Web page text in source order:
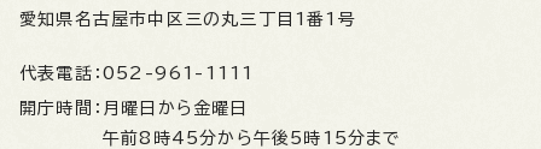
愛知県名古屋市中区三の丸三丁目1番1号
代表電話： 052-961-1111
開庁時間： 月曜日から金曜日
午前8時45分から午後5時15分まで